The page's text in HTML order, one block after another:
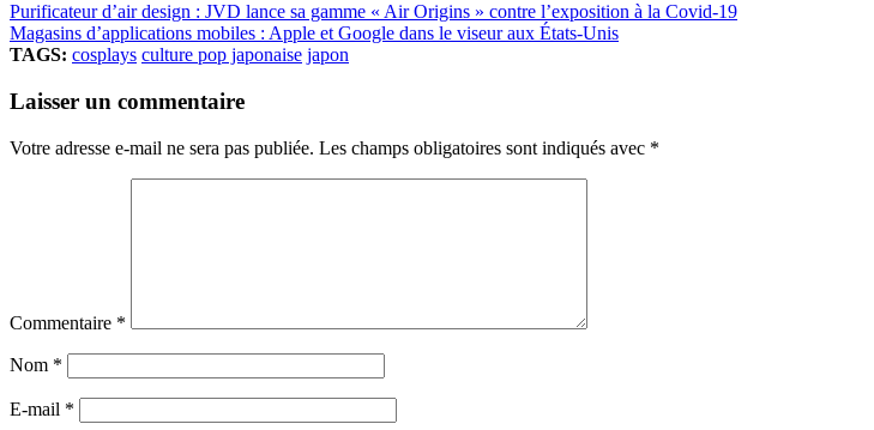
Purificateur d’air design : JVD lance sa gamme « Air Origins » contre l’exposition à la Covid-19
Magasins d’applications mobiles : Apple et Google dans le viseur aux États-Unis
TAGS: cosplays culture pop japonaise japon
Laisser un commentaire
Votre adresse e-mail ne sera pas publiée. Les champs obligatoires sont indiqués avec *
Commentaire *
Nom *
E-mail *